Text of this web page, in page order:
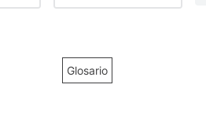
Glosario